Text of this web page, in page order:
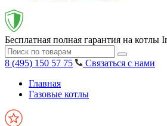
Бесплатная полная гарантия на котлы
8 (495) 150 57 75
Связаться с нами
Главная
Газовые котлы